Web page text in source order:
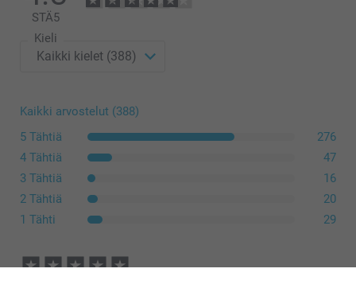
STÄ5
Kieli
Kaikki arvostelut (388)
5 Tähtiä
276
4 Tähtiä
47
3 Tähtiä
16
2 Tähtiä
20
1 Tähti
29